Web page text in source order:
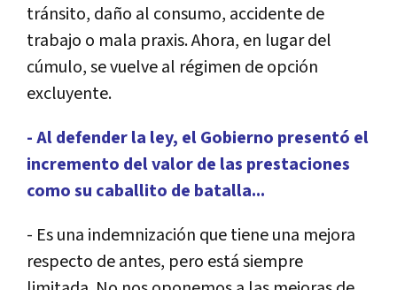
tránsito, daño al consumo, accidente de
trabajo o mala praxis. Ahora, en lugar del
cúmulo, se vuelve al régimen de opción
excluyente.
- Al defender la ley, el Gobierno presentó el
incremento del valor de las prestaciones
como su caballito de batalla...
- Es una indemnización que tiene una mejora
respecto de antes, pero está siempre